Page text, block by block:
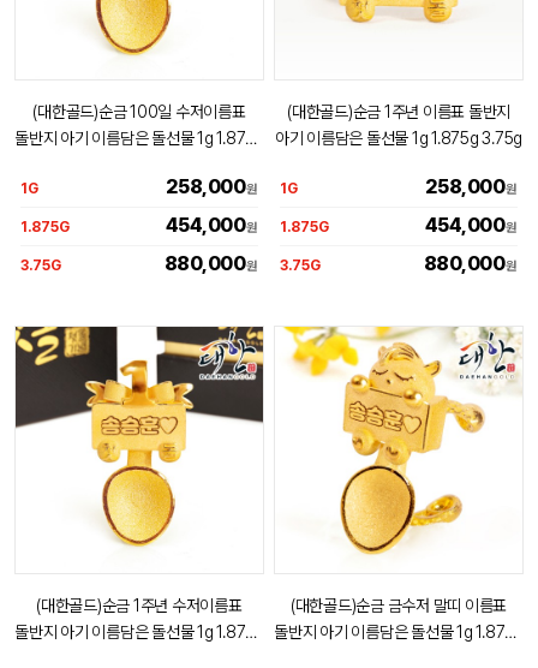
(대한골드)순금 100일 수저이름표
돌반지 아기 이름담은 돌선물 1g 1.875g
1G 258,000원
1.875G 454,000원
3.75G 880,000원
(대한골드)순금 1주년 이름표 돌반지
아기 이름담은 돌선물 1g 1.875g 3.75g
1G 258,000원
1.875G 454,000원
3.75G 880,000원
(대한골드)순금 1주년 수저이름표
돌반지 아기 이름담은 돌선물 1g 1.875g
(대한골드)순금 금수저 말띠 이름표
돌반지 아기 이름담은 돌선물 1g 1.875g